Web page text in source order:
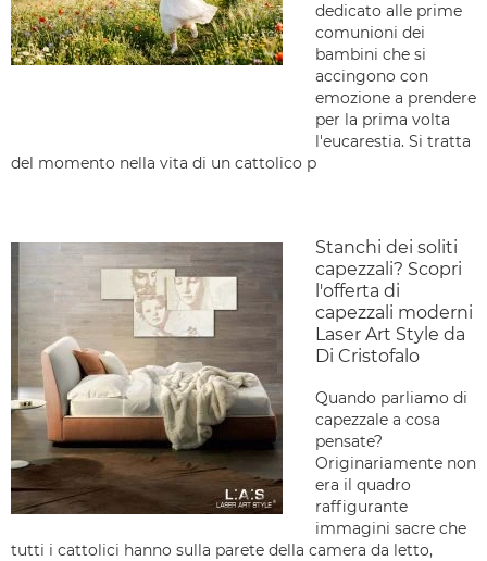
dedicato alle prime
comunioni dei
bambini che si
accingono con
emozione a prendere
per la prima volta
l'eucarestia. Si tratta
del momento nella vita di un cattolico p
Stanchi dei soliti
capezzali? Scopri
l'offerta di
capezzali moderni
Laser Art Style da
Di Cristofalo
Quando parliamo di
capezzale a cosa
pensate?
Originariamente non
era il quadro
raffigurante
immagini sacre che
tutti i cattolici hanno sulla parete della camera da letto,